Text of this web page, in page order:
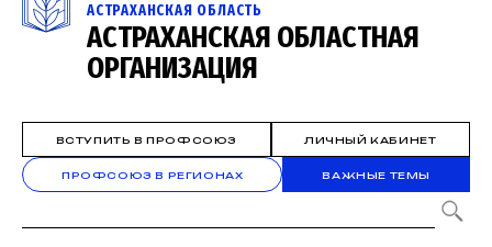
АСТРАХАНСКАЯ ОБЛАСТЬ
АСТРАХАНСКАЯ ОБЛАСТНАЯ
ОРГАНИЗАЦИЯ
ВСТУПИТЬ В ПРОФСОЮЗ ЛИЧНЫЙ КАБИНЕТ
ПРОФСОЮЗ В РЕГИОНАХ ВАЖНЫЕ ТЕМЫ